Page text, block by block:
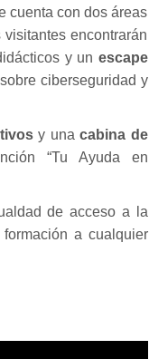
cuenta con dos áreas
encontrarán
y un escape
ciberseguridad y
y unacabina de
“Tu Ayuda en
de acceso a la
a cualquier